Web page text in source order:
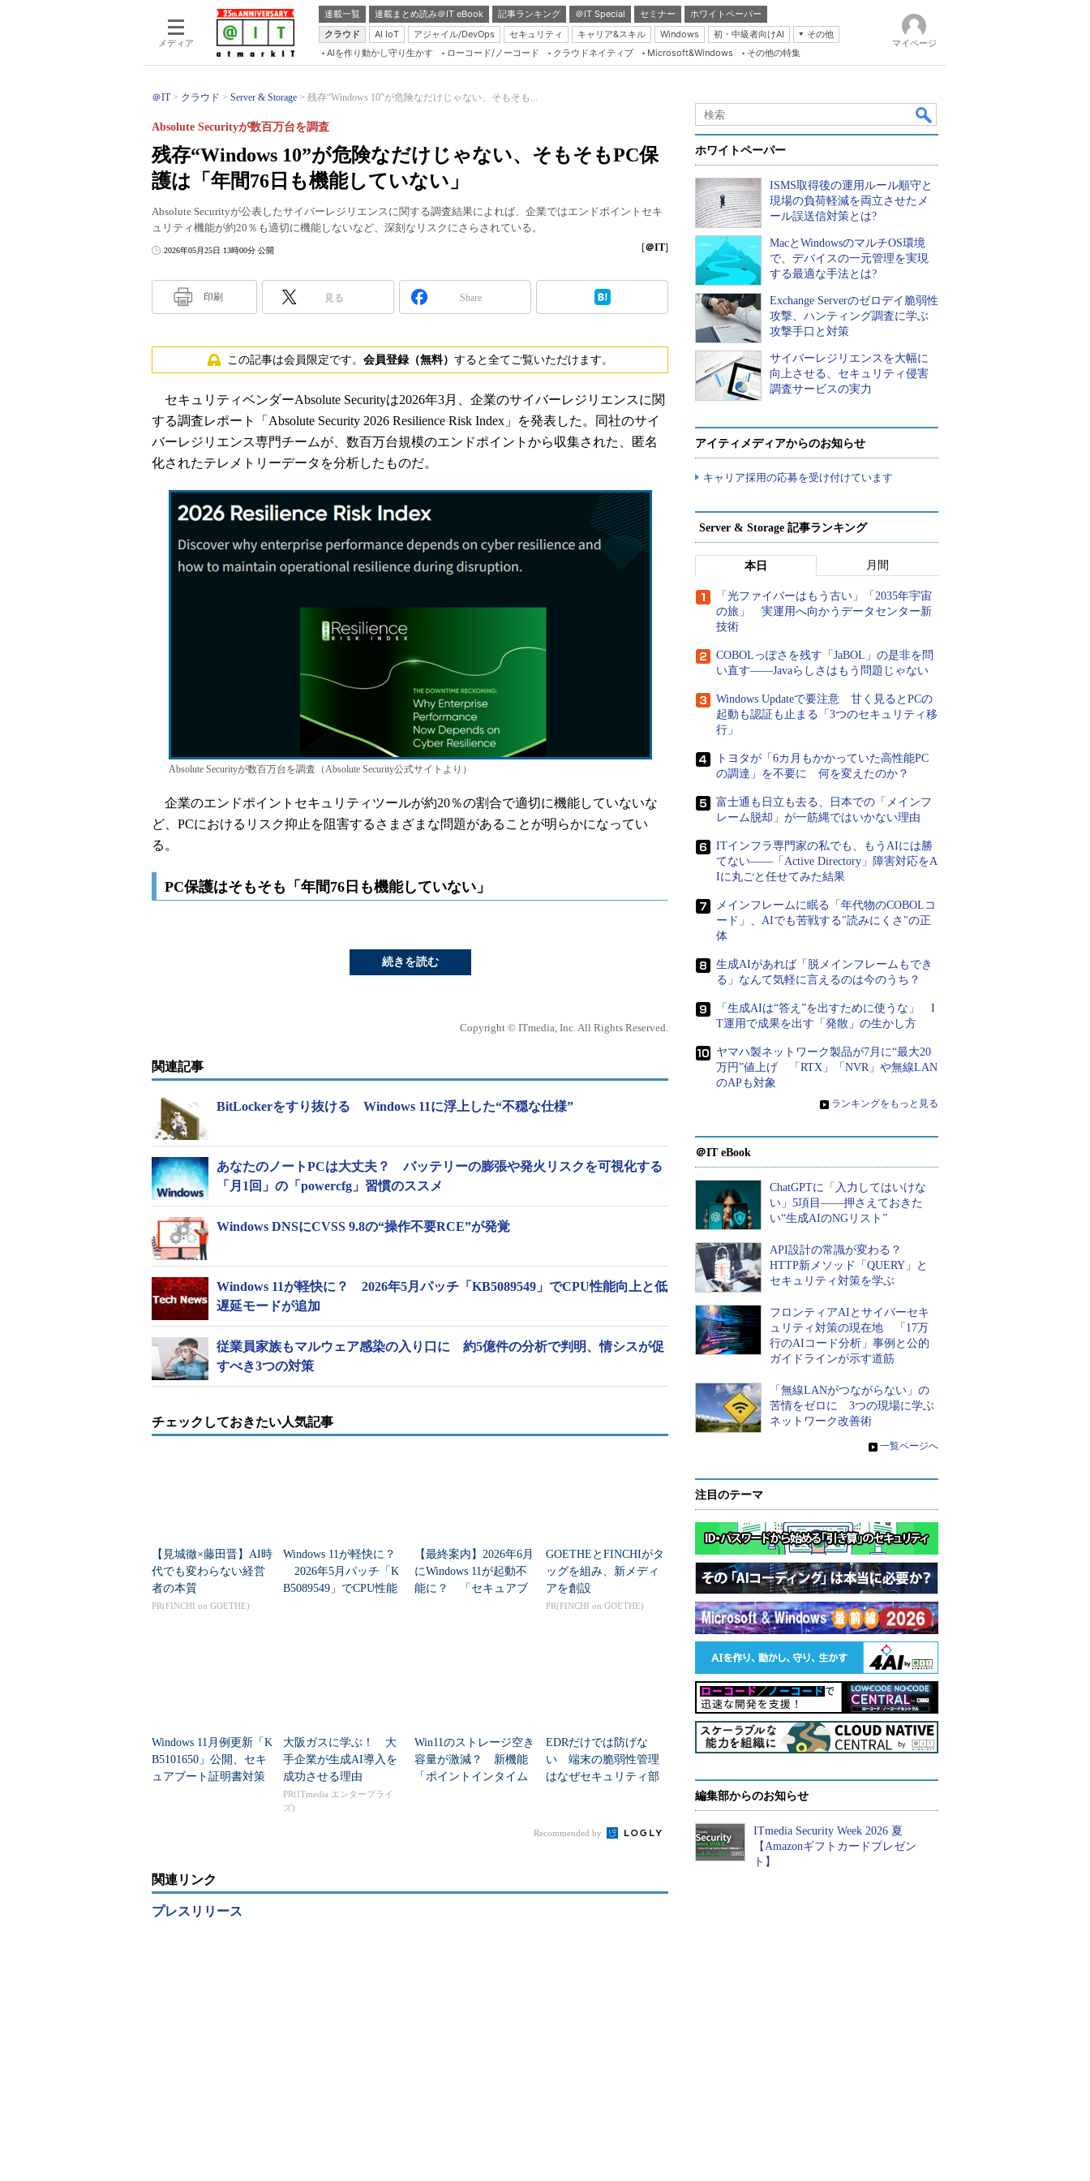
メディア
連載一覧 連載まとめ読み＠IT eBook 記事ランキング ＠IT Special セミナー
ホワイトペーパー
クラウド
AI IoT アジャイル/DevOps セキュリティ キャリア&スキル Windows 初・中級者向けAI
その他
Server & Storage
Java Agile
Database Expert
Linux ＆ OSS
Master of IP Network
Security & Trust
ブログ
AIを作り動かし守り生かす ローコード/ノーコード クラウドネイティブ Microsoft&Windows その他の特集
マイページ
＠IT クラウド Server & Storage 残存“Windows 10”が危険なだけじゃない、そもそも...
残存“Windows 10”が危険なだけじゃない、そもそもPC保
護は「年間76日も機能していない」
Absolute Securityが数百万台を調査
Absolute Securityが公表したサイバーレジリエンスに関する調査結果によれば、企業ではエンドポイントセキ
ュリティ機能が約20％も適切に機能しないなど、深刻なリスクにさらされている。
2026年05月25日 13時00分 公開 [＠IT]
印刷 見る Share
この記事は会員限定です。 会員登録（無料） すると全てご覧いただけます。
セキュリティベンダーAbsolute Securityは2026年3月、企業のサイバーレジリエンスに関
する調査レポート「Absolute Security 2026 Resilience Risk Index」を発表した。同社のサイ
バーレジリエンス専門チームが、数百万台規模のエンドポイントから収集された、匿名
化されたテレメトリーデータを分析したものだ。
Absolute Securityが数百万台を調査（Absolute Security公式サイトより）
企業のエンドポイントセキュリティツールが約20％の割合で適切に機能していないな
ど、PCにおけるリスク抑止を阻害するさまざまな問題があることが明らかになってい
る。
PC保護はそもそも「年間76日も機能していない」
続きを読む
Copyright © ITmedia, Inc. All Rights Reserved.
関連記事
BitLockerをすり抜ける Windows 11に浮上した“不穏な仕様”
あなたのノートPCは大丈夫？ バッテリーの膨張や発火リスクを可視化する
「月1回」の「powercfg」習慣のススメ
Windows DNSにCVSS 9.8の“操作不要RCE”が発覚
Windows 11が軽快に？ 2026年5月パッチ「KB5089549」でCPU性能向上と低
遅延モードが追加
従業員家族もマルウェア感染の入り口に 約5億件の分析で判明、情シスが促
すべき3つの対策
チェックしておきたい人気記事
【見城徹×藤田晋】AI時
代でも変わらない経営
者の本質
PR(FINCHI on GOETHE)
Windows 11が軽快に？
2026年5月パッチ「K
B5089549」でCPU性能
【最終案内】2026年6月
にWindows 11が起動不
能に？ 「セキュアブ
GOETHEとFINCHIがタ
ッグを組み、新メディ
アを創設
PR(FINCHI on GOETHE)
Windows 11月例更新「K
B5101650」公開、セキ
ュアブート証明書対策
大阪ガスに学ぶ！ 大
手企業が生成AI導入を
成功させる理由
PR(ITmedia エンタープライ
ズ)
Win11のストレージ空き
容量が激減？ 新機能
「ポイントインタイム
EDRだけでは防げな
い 端末の脆弱性管理
はなぜセキュリティ部
Recommended by
関連リンク
プレスリリース
ホワイトペーパー
ISMS取得後の運用ルール順守と
現場の負荷軽減を両立させたメ
ール誤送信対策とは?
MacとWindowsのマルチOS環境
で、デバイスの一元管理を実現
する最適な手法とは?
Exchange Serverのゼロデイ脆弱性
攻撃、ハンティング調査に学ぶ
攻撃手口と対策
サイバーレジリエンスを大幅に
向上させる、セキュリティ侵害
調査サービスの実力
アイティメディアからのお知らせ
キャリア採用の応募を受け付けています
Server & Storage 記事ランキング
本日 月間
「光ファイバーはもう古い」「2035年宇宙
の旅」 実運用へ向かうデータセンター新
技術
COBOLっぽさを残す「JaBOL」の是非を問
い直す――Javaらしさはもう問題じゃない
Windows Updateで要注意 甘く見るとPCの
起動も認証も止まる「3つのセキュリティ移
行」
トヨタが「6カ月もかかっていた高性能PC
の調達」を不要に 何を変えたのか？
富士通も日立も去る、日本での「メインフ
レーム脱却」が一筋縄ではいかない理由
ITインフラ専門家の私でも、もうAIには勝
てない――「Active Directory」障害対応をA
Iに丸ごと任せてみた結果
メインフレームに眠る「年代物のCOBOLコ
ード」、AIでも苦戦する"読みにくさ"の正
体
生成AIがあれば「脱メインフレームもでき
る」なんて気軽に言えるのは今のうち？
「生成AIは“答え”を出すために使うな」 I
T運用で成果を出す「発散」の生かし方
ヤマハ製ネットワーク製品が7月に“最大20
万円”値上げ 「RTX」「NVR」や無線LAN
のAPも対象
» ランキングをもっと見る
＠IT eBook
ChatGPTに「入力してはいけな
い」5項目――押さえておきた
い“生成AIのNGリスト”
API設計の常識が変わる？
HTTP新メソッド「QUERY」と
セキュリティ対策を学ぶ
フロンティアAIとサイバーセキ
ュリティ対策の現在地 「17万
行のAIコード分析」事例と公的
ガイドラインが示す道筋
「無線LANがつながらない」の
苦情をゼロに 3つの現場に学ぶ
ネットワーク改善術
» 一覧ページへ
注目のテーマ
編集部からのお知らせ
ITmedia Security Week 2026 夏
【Amazonギフトカードプレゼン
ト】